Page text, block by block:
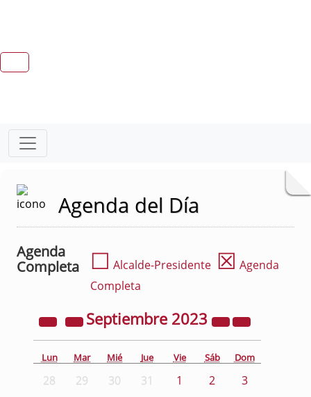
Agenda del Día
Agenda
Completa
☐ Alcalde-Presidente ☒ Agenda
Completa
Septiembre 2023
Lun Mar Mié Jue Vie Sáb Dom
28 29 30 31 1 2
3